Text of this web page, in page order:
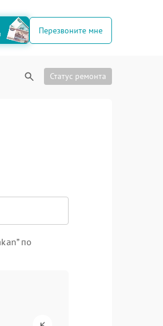
Перезвоните мне
Статус ремонта
по